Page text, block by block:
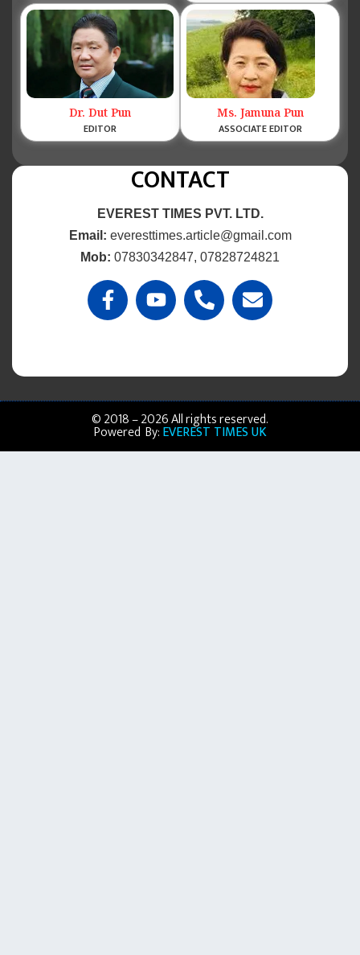
Dr. Dut Pun
EDITOR
Ms. Jamuna Pun
ASSOCIATE EDITOR
CONTACT
EVEREST TIMES PVT. LTD.
Email: everesttimes.article@gmail.com
Mob: 07830342847, 07828724821
© 2018 – 2026 All rights reserved.
Powered By:EVEREST TIMES UK